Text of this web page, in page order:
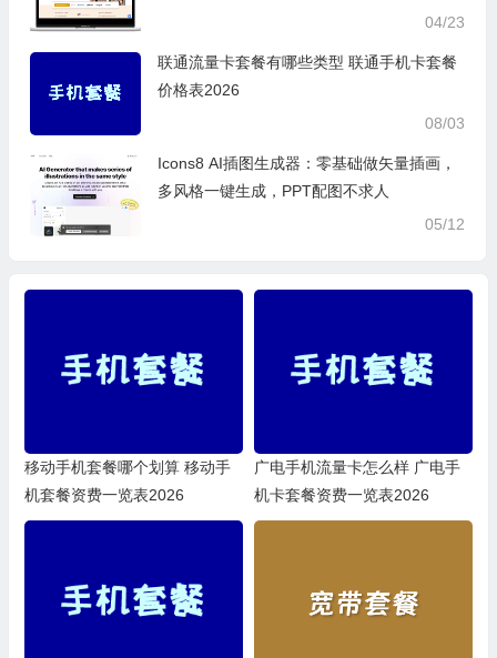
04/23
联通流量卡套餐有哪些类型 联通手机卡套餐
价格表2026
08/03
Icons8 AI插图生成器：零基础做矢量插画，
多风格一键生成，PPT配图不求人
05/12
移动手机套餐哪个划算 移动手
机套餐资费一览表2026
广电手机流量卡怎么样 广电手
机卡套餐资费一览表2026